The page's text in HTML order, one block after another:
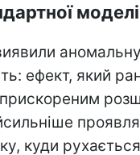
моделі
аномальну
ефект, який
куди рухається